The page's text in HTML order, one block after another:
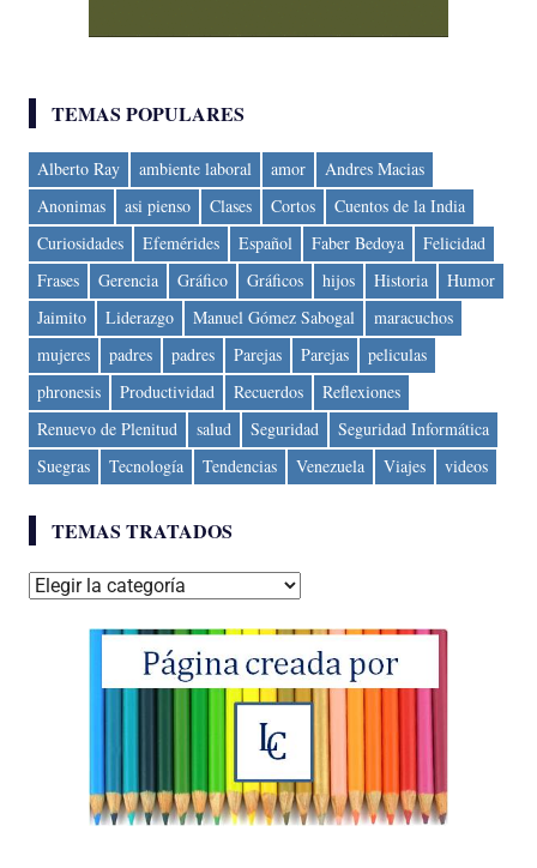
TEMAS POPULARES
Alberto Ray ambiente laboral amor
Andres Macias
Anonimas
asi pienso Clases Cortos
Cuentos de la India
Curiosidades
Efemérides Español Faber Bedoya
Felicidad
Frases
Gerencia Gráfico Gráficos hijos Historia
Humor
Jaimito
Liderazgo Manuel Gómez Sabogal
maracuchos
mujeres
padres padres Parejas Parejas
peliculas
phronesis
Productividad Recuerdos
Reflexiones
Renuevo de Plenitud
salud Seguridad
Seguridad Informática
Suegras
Tecnología Tendencias Venezuela Viajes videos
TEMAS TRATADOS
Temas